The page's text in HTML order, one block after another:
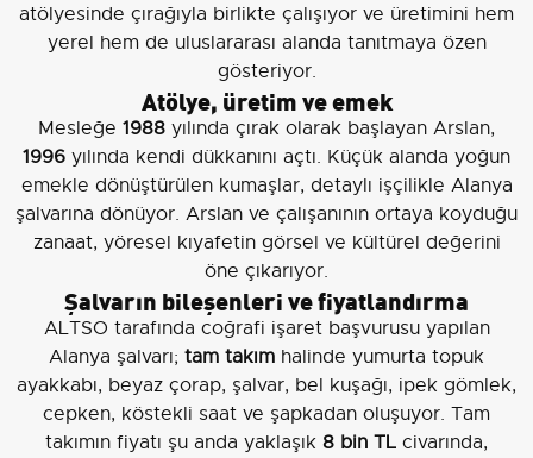
atölyesinde çırağıyla birlikte çalışıyor ve üretimini hem
yerel hem de uluslararası alanda tanıtmaya özen
gösteriyor.
Atölye, üretim ve emek
Mesleğe 1988 yılında çırak olarak başlayan Arslan,
1996 yılında kendi dükkanını açtı. Küçük alanda yoğun
emekle dönüştürülen kumaşlar, detaylı işçilikle Alanya
şalvarına dönüyor. Arslan ve çalışanının ortaya koyduğu
zanaat, yöresel kıyafetin görsel ve kültürel değerini
öne çıkarıyor.
Şalvarın bileşenleri ve fiyatlandırma
ALTSO tarafında coğrafi işaret başvurusu yapılan
Alanya şalvarı; tam takım halinde yumurta topuk
ayakkabı, beyaz çorap, şalvar, bel kuşağı, ipek gömlek,
cepken, köstekli saat ve şapkadan oluşuyor. Tam
takımın fiyatı şu anda yaklaşık 8 bin TL civarında,